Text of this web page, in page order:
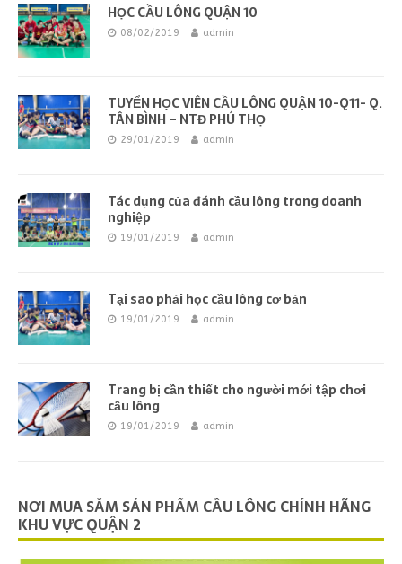
HỌC CẦU LÔNG QUẬN 10
08/02/2019 admin
TUYỂN HỌC VIÊN CẦU LÔNG QUẬN 10-Q11- Q.
TÂN BÌNH – NTĐ PHÚ THỌ
29/01/2019 admin
Tác dụng của đánh cầu lông trong doanh
nghiệp
19/01/2019 admin
Tại sao phải học cầu lông cơ bản
19/01/2019 admin
Trang bị cần thiết cho người mới tập chơi
cầu lông
19/01/2019 admin
NƠI MUA SẮM SẢN PHẨM CẦU LÔNG CHÍNH HÃNG
KHU VỰC QUẬN 2